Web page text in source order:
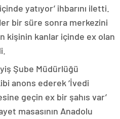
yatıyor’ ihbarını iletti.
bir süre sonra merkezini
kişinin kanlar içinde ex olan
Şube Müdürlüğü
anons ederek ‘İvedi
geçin ex bir şahıs var’
masasının Anadolu